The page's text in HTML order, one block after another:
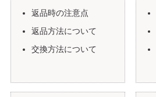
返品時の注意点
返品方法について
交換方法について